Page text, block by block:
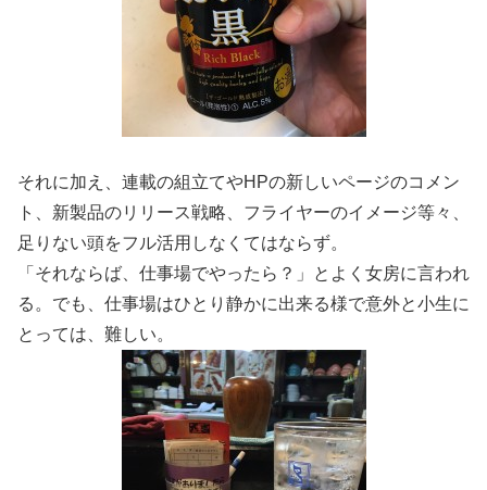
それに加え、連載の組立てやHPの新しいページのコメン
ト、新製品のリリース戦略、フライヤーのイメージ等々、
足りない頭をフル活用しなくてはならず。
「それならば、仕事場でやったら？」とよく女房に言われ
る。でも、仕事場はひとり静かに出来る様で意外と小生に
とっては、難しい。